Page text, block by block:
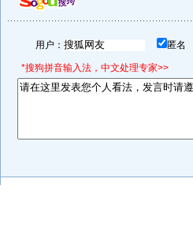
用户： 匿名
*搜狗拼音输入法，中文处理专家>>